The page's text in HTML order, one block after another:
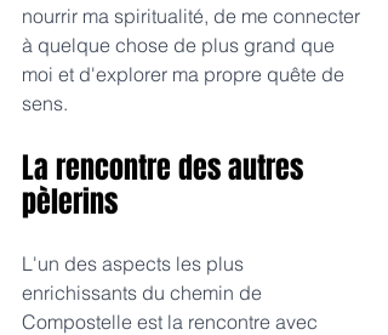
nourrir ma spiritualité, de me connecter
à quelque chose de plus grand que
moi et d'explorer ma propre quête de
sens.
La rencontre des autres
pèlerins
L'un des aspects les plus
enrichissants du chemin de
Compostelle est la rencontre avec